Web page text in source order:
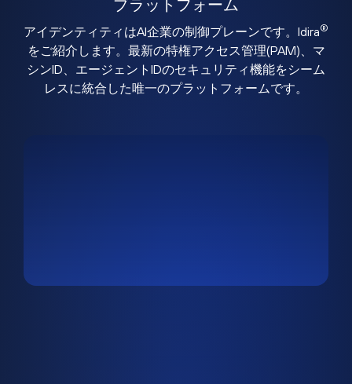
プラットフォーム
アイデンティティはAI企業の制御プレーンです。Idira®
をご紹介します。最新の特権アクセス管理(PAM)、マ
シンID、エージェントIDのセキュリティ機能をシーム
レスに統合した唯一のプラットフォームです。